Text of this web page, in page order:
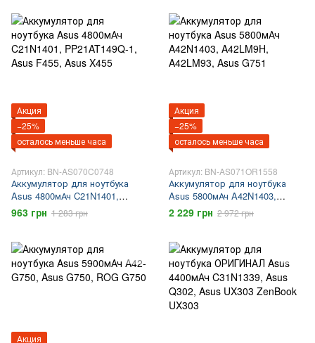
Акция
−25%
осталось меньше часа
Артикул: BN-AS070C0748
Аккумулятор для ноутбука
Asus 4800мАч C21N1401,
PP21AT149Q-1, Asus F455,
Asus X455
963 грн 1 283 грн
Акция
−25%
осталось меньше часа
Артикул: BN-AS071OR1558
Аккумулятор для ноутбука
Asus 5800мАч A42N1403,
A42LM9H, A42LM93, Asus
G751
2 229 грн 2 972 грн
Акция